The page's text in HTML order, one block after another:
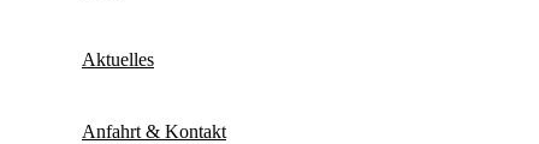
Aktuelles
Anfahrt & Kontakt